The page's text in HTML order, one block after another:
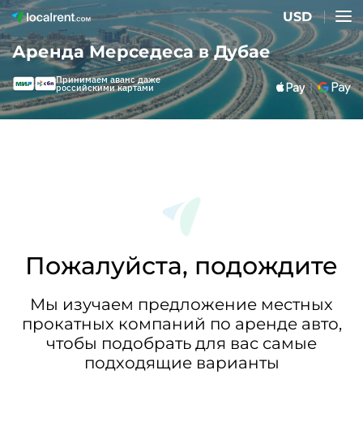
USD
Аренда Мерседеса в Дубае
Принимаем аванс даже
российскими картами
Пожалуйста, подождите
Мы изучаем предложение местных
прокатных компаний по аренде авто,
чтобы подобрать для вас самые
подходящие варианты